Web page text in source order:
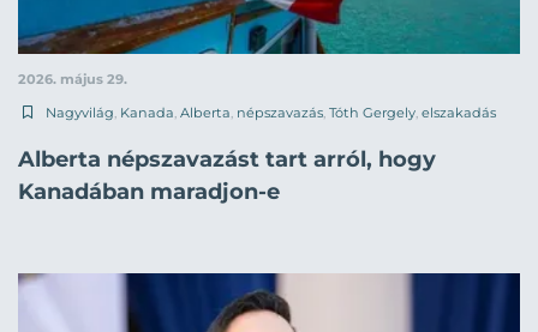
2026. május 29.
Nagyvilág, Kanada, Alberta, népszavazás, Tóth Gergely, elszakadás
Alberta népszavazást tart arról, hogy
Kanadában maradjon-e